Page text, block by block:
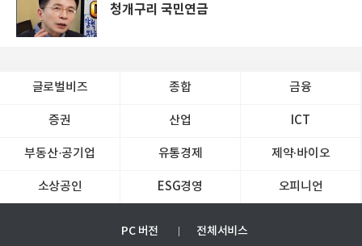
청개구리 국민연금
글로벌비즈 종합 금융
증권 산업 ICT
부동산·공기업 유통경제 제약∙바이오
소상공인 ESG경영 오피니언
PC 버전 전체서비스